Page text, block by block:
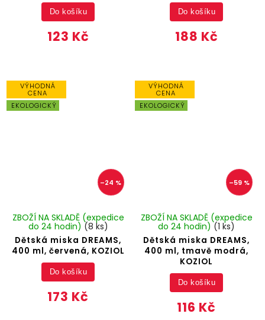
123 Kč
Do košíku
188 Kč
Do košíku
VÝHODNÁ
CENA
EKOLOGICKÝ
–24 %
Dětská miska DREAMS,
400 ml, červená, KOZIOL
ZBOŽÍ NA SKLADĚ (expedice
do 24 hodin) (8 ks)
173 Kč
Do košíku
VÝHODNÁ
CENA
EKOLOGICKÝ
–59 %
Dětská miska DREAMS,
400 ml, tmavě modrá,
KOZIOL
ZBOŽÍ NA SKLADĚ (expedice
do 24 hodin) (1 ks)
116 Kč
Do košíku